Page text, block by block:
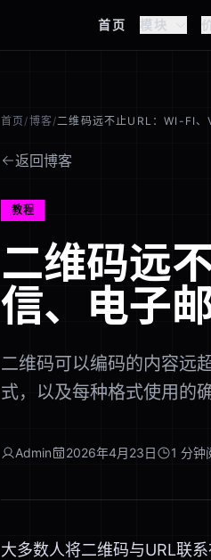
首页 模块
首页 /博客/二维码远不止URL：WI-FI
返回博客
教程
二维码远
信、电子
二维码可以编码的内容远
式，以及每种格式使用的
Admin 2026年4月23日 1 分钟
大多数人将二维码与URL联